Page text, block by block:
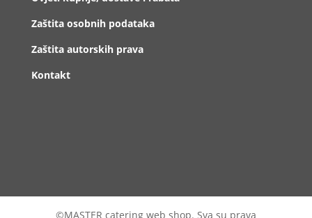
Zaštita osobnih podataka
Zaštita autorskih prava
Kontakt
©MASTER catering web shop. Sva su prava